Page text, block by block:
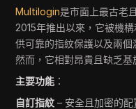
Multilogin是市面上最古老
2015年推出以來，它被機
供可靠的指紋保護以及兩
然而，它相對昂貴且缺乏基
主要功能 ：
自訂指紋 – 安全且加密的配